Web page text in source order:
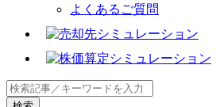
よくあるご質問